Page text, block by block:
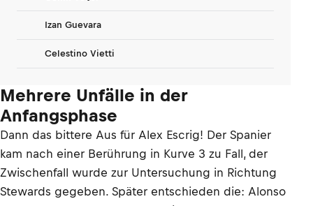
Izan Guevara
Celestino Vietti
Mehrere Unfälle in der
Anfangsphase
Dann das bittere Aus für Alex Escrig! Der Spanier
kam nach einer Berührung in Kurve 3 zu Fall, der
Zwischenfall wurde zur Untersuchung in Richtung
Stewards gegeben. Später entschieden die: Alonso